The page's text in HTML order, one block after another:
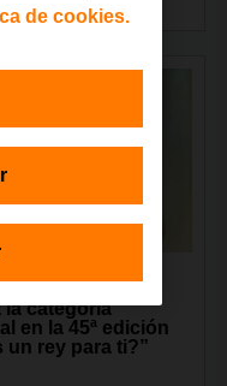
la categoría
en la 45ª edición
un rey para ti?”
de cookies.